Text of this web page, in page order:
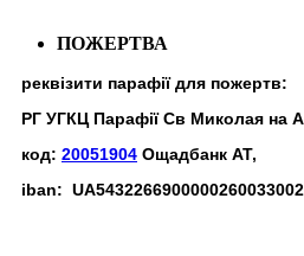
ПОЖЕРТВА
реквізити парафії для пожертв:
РГ УГКЦ Парафії Св Миколая на
код: 20051904 Ощадбанк АТ,
iban: